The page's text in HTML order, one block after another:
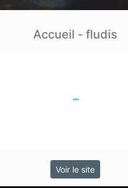
Accueil - fludis
Voir le site